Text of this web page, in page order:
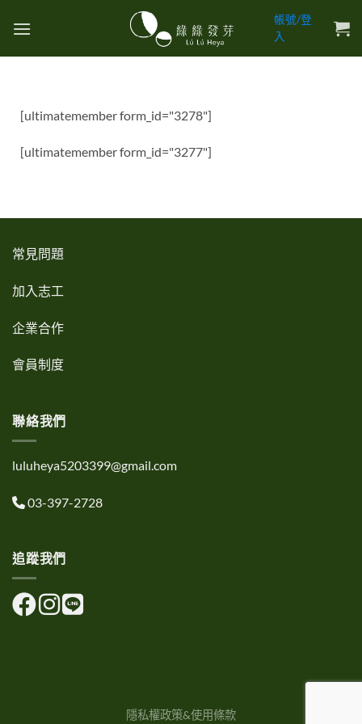
帳號/登
入
[ultimatemember form_id="3278"]
[ultimatemember form_id="3277"]
常見問題
加入志工
企業合作
會員制度
聯絡我們
luluheya5203399@gmail.com
03-397-2728
追蹤我們
隱私權政策&使用條款